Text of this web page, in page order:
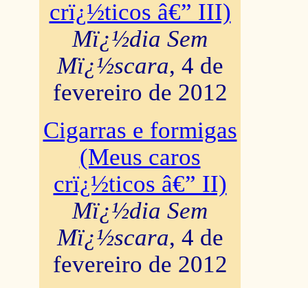
crï¿½ticos â€” III)
Mï¿½dia Sem
Mï¿½scara, 4 de
fevereiro de 2012
Cigarras e formigas
(Meus caros
crï¿½ticos â€” II)
Mï¿½dia Sem
Mï¿½scara, 4 de
fevereiro de 2012